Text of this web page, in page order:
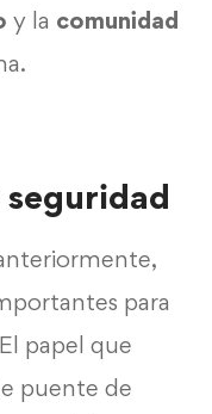
y la comunidad
seguridad
para
papel que
puente de